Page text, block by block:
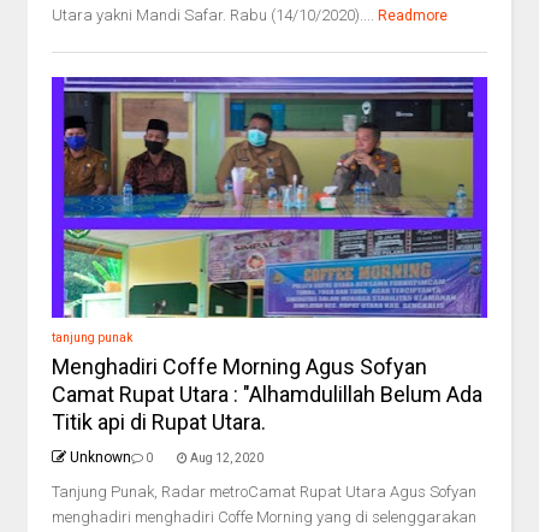
Utara yakni Mandi Safar. Rabu (14/10/2020).... Readmore
tanjung punak
Menghadiri Coffe Morning Agus Sofyan
Camat Rupat Utara : "Alhamdulillah Belum Ada
Titik api di Rupat Utara.
Unknown 0 Aug 12, 2020
Tanjung Punak, Radar metroCamat Rupat Utara Agus Sofyan
menghadiri menghadiri Coffe Morning yang di selenggarakan